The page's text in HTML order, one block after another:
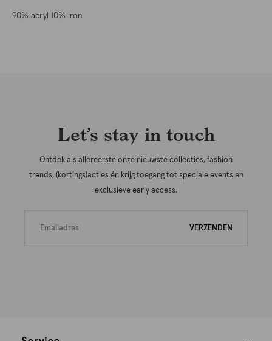
90% acryl 10% iron
Let’s stay in touch
Ontdek als allereerste onze nieuwste collecties, fashion
trends, (kortings)acties én krijg toegang tot speciale events en
exclusieve early access.
VERZENDEN